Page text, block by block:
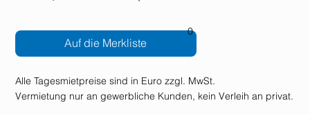
Auf die Merkliste
0
Alle Tagesmietpreise sind in Euro zzgl. MwSt.
Vermietung nur an gewerbliche Kunden, kein Verleih an privat.